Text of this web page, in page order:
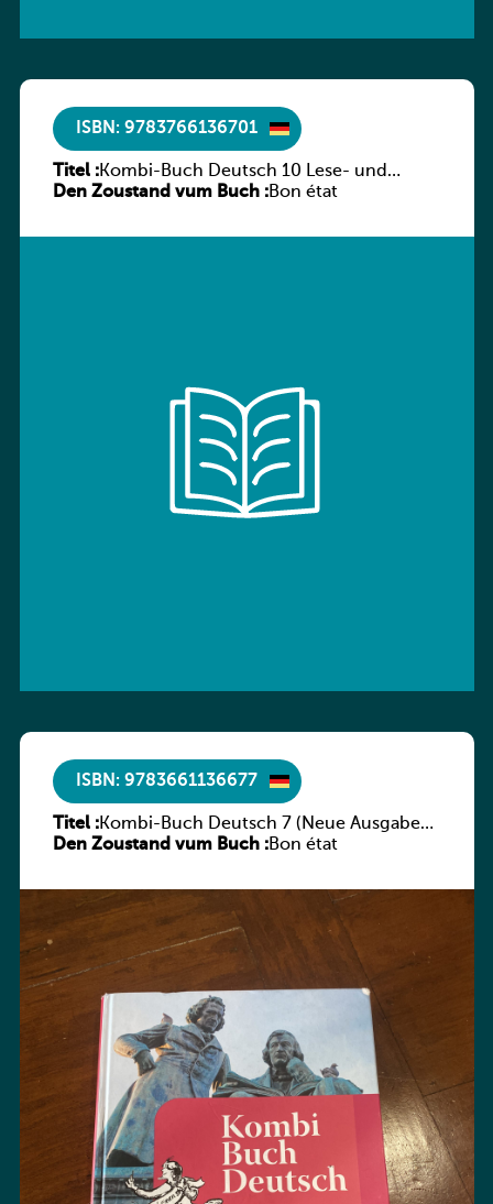
ISBN: 9783766136701
Titel :Kombi-Buch Deutsch 10 Lese- und
Sprachbuch
Den Zoustand vum Buch :Bon état
ISBN: 9783661136677
Titel :Kombi-Buch Deutsch 7 (Neue Ausgabe
Luxemburg)
Den Zoustand vum Buch :Bon état